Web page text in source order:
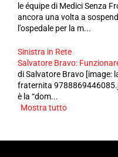
le équipe di Medici Senza
ancora una volta a
l’ospedale per la m...
Sinistra in Rete
Salvatore Bravo:
di Salvatore Bravo [image:
fraternita
è la “dom...
Mostra tutto